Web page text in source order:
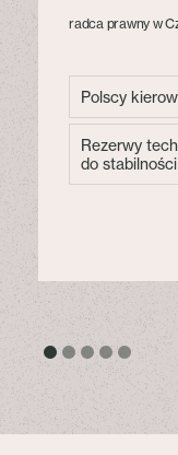
radca prawny w
Polscy
Rezerwy
do